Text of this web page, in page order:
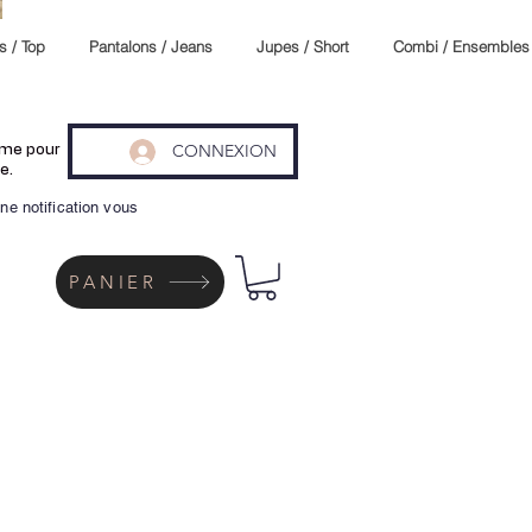
/ Top Pantalons / Jeans Jupes / Short Combi / Ensembles
CONNEXION
PANIER
pour
notification vous